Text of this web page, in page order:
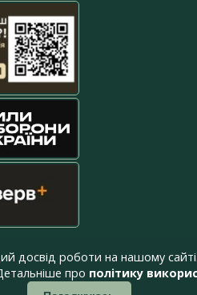
роботи на нашому
про політику